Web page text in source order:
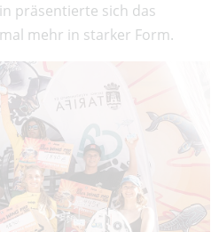
präsentierte sich das
mehr in starker Form.